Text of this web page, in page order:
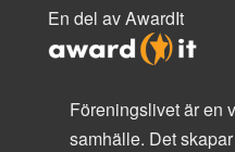
En del av AwardIt
Föreningslivet är en
samhälle. Det